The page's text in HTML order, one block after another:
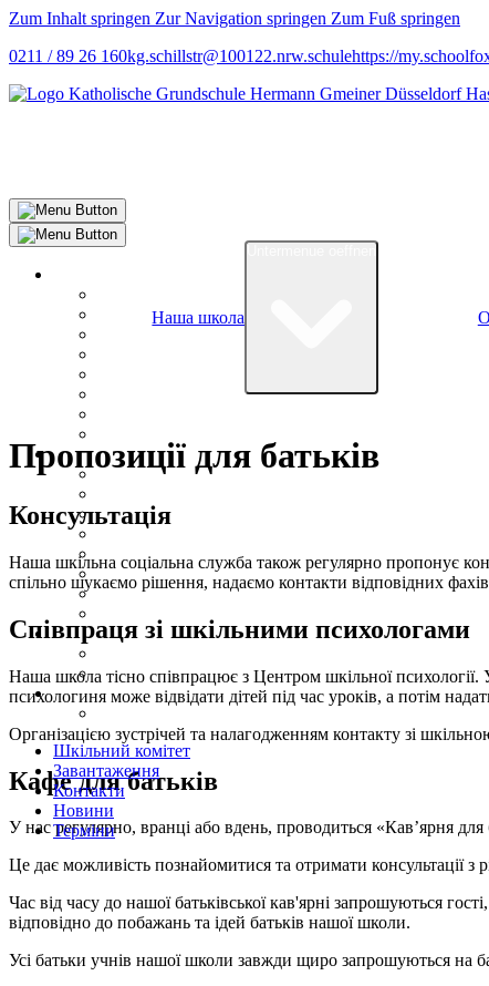
Zum Inhalt springen Zur Navigation springen Zum Fuß springen
0211 / 89 26 160kg.schillstr@100122.nrw.schulehttps://
Шкільний комітет
Завантаження
Контакти
Новини
Терміни
Наша школа
Пропозиції для батьків
Консультація
Наша шкільна соціальна служба також регулярно пропонує
спільно шукаємо рішення, надаємо контакти відповідних
Співпраця зі шкільними психологами
Наша школа тісно співпрацює з Центром шкільної
психологиня може відвідати дітей під час уроків, а потім
Організацією зустрічей та налагодженням контакту зі
Кафе для батьків
У нас регулярно, вранці або вдень, проводиться «Кав’ярня для
Це дає можливість познайомитися та отримати консультації
Час від часу до нашої батьківської кав'ярні запрошуються
відповідно до побажань та ідей батьків нашої школи.
Усі батьки учнів нашої школи завжди щиро запрошуються на